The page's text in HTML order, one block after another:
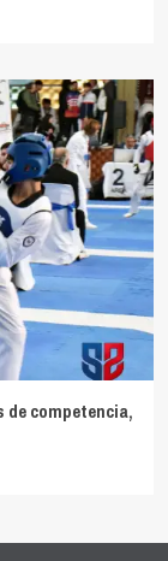
de competencia,